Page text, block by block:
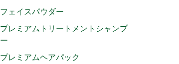
フェイスパウダー
プレミアムトリートメントシャンプ
ー
プレミアムヘアパック